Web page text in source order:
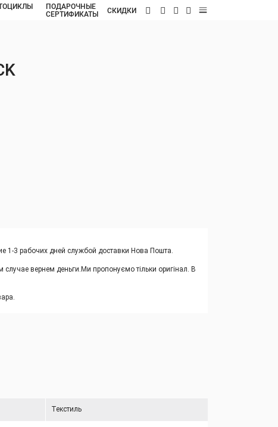
ПОДАРОЧНЫЕ
СЕРТИФИКАТЫ
СКИДКИ
RU
1-3 рабочих дней службой доставки Нова Пошта.
случае вернем деньги. Ми пропонуємо тільки оригінал. В
Текстиль